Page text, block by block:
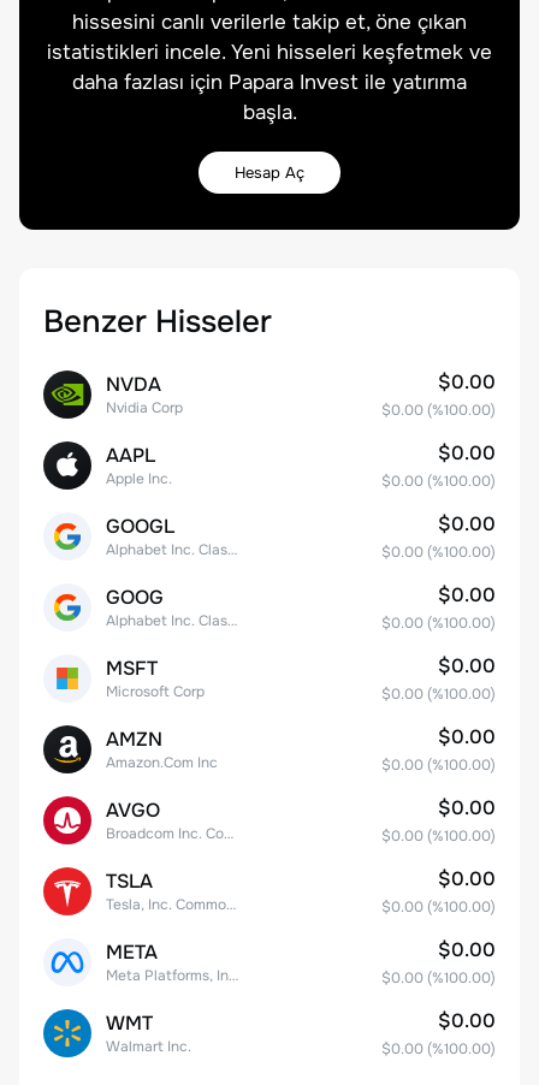
hissesini canlı verilerle takip et, öne çıkan
istatistikleri incele. Yeni hisseleri keşfetmek ve
daha fazlası için Papara Invest ile yatırıma
başla.
Hesap Aç
Benzer Hisseler
NVDA
Nvidia Corp
$0.00
$0.00 (%100.00)
AAPL
Apple Inc.
$0.00
$0.00 (%100.00)
GOOGL
Alphabet Inc. Class A Common Stock
$0.00
$0.00 (%100.00)
GOOG
Alphabet Inc. Class C Capital Stock
$0.00
$0.00 (%100.00)
MSFT
Microsoft Corp
$0.00
$0.00 (%100.00)
AMZN
Amazon.Com Inc
$0.00
$0.00 (%100.00)
AVGO
Broadcom Inc. Common Stock
$0.00
$0.00 (%100.00)
TSLA
Tesla, Inc. Common Stock
$0.00
$0.00 (%100.00)
META
Meta Platforms, Inc. Class A Common Stock
$0.00
$0.00 (%100.00)
WMT
Walmart Inc.
$0.00
$0.00 (%100.00)